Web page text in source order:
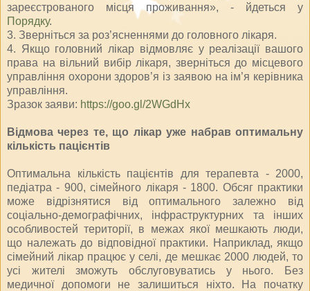
зареєстрованого місця проживання», - йдеться у
Порядку.
3. Зверніться за роз’ясненнями до головного лікаря.
4. Якщо головний лікар відмовляє у реалізації вашого
права на вільний вибір лікаря, зверніться до місцевого
управління охорони здоров’я із заявою на ім’я керівника
управління.
Зразок заяви: https://goo.gl/2WGdHx
Відмова через те, що лікар уже набрав оптимальну
кількість пацієнтів
Оптимальна кількість пацієнтів для терапевта - 2000,
педіатра - 900, сімейного лікаря - 1800. Обсяг практики
може відрізнятися від оптимального залежно від
соціально-демографічних, інфраструктурних та інших
особливостей території, в межах якої мешкають люди,
що належать до відповідної практики. Наприклад, якщо
сімейний лікар працює у селі, де мешкає 2000 людей, то
усі жителі зможуть обслуговуватись у нього. Без
медичної допомоги не залишиться ніхто. На початку